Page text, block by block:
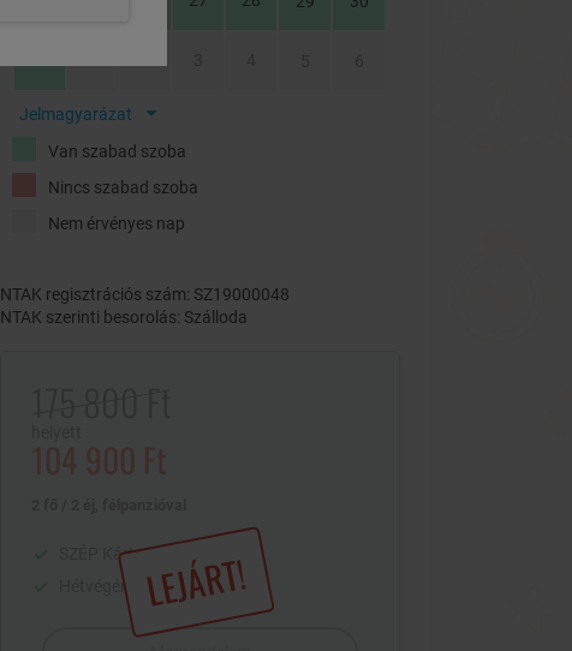
Jelmagyarázat
Van szabad szoba
Nincs szabad szoba
Nem érvényes nap
NTAK regisztrációs szám: SZ19000048
NTAK szerinti besorolás: Szálloda
LEJÁRT!
SZÉP Kártya
Hétvégén is érvényes